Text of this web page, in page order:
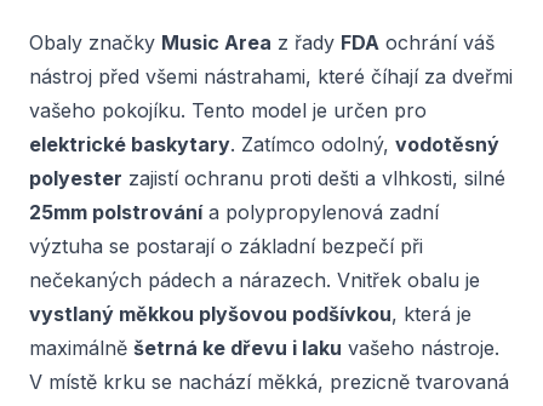
Obaly značky Music Area z řady FDA ochrání váš
nástroj před všemi nástrahami, které číhají za dveřmi
vašeho pokojíku. Tento model je určen pro
elektrické baskytary. Zatímco odolný, vodotěsný
polyester zajistí ochranu proti dešti a vlhkosti, silné
25mm polstrovánía polypropylenová zadní
výztuha se postarají o základní bezpečí při
nečekaných pádech a nárazech. Vnitřek obalu je
vystlaný měkkou plyšovou podšívkou, která je
maximálně šetrná ke dřevu i laku vašeho nástroje.
V místě krku se nachází měkká, prezicně tvarovaná